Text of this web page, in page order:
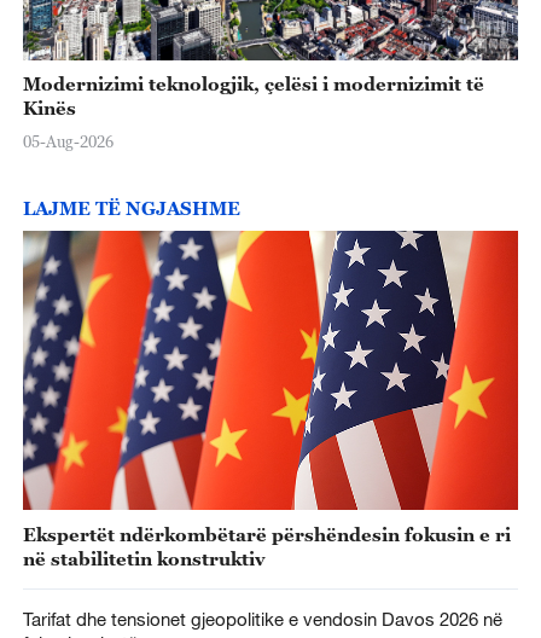
Modernizimi teknologjik, çelësi i modernizimit të
Kinës
05-Aug-2026
LAJME TË NGJASHME
Ekspertët ndërkombëtarë përshëndesin fokusin e ri
në stabilitetin konstruktiv
Tarifat dhe tensionet gjeopolitike e vendosin Davos 2026 në